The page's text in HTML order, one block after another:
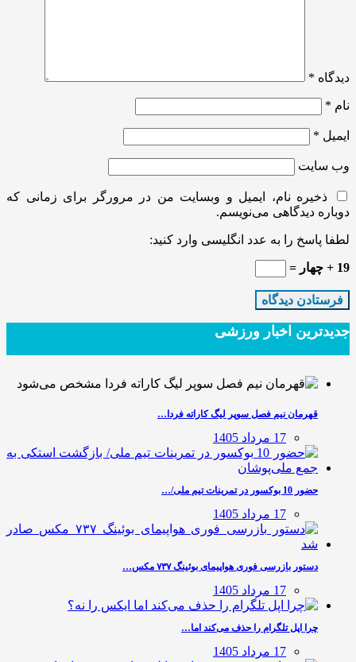
دیدگاه *
نام *
ایمیل *
وب‌ سایت
ذخیره نام، ایمیل و وبسایت من در مرورگر برای زمانی که
دوباره دیدگاهی می‌نویسم.
لطفا پاسخ را به عدد انگلیسی وارد کنید:
19 + چهار =
جدیدترین‌ اخبار ورزشی
قهرمان نیم فصل سوپر لیگ کاراته فردا…
17 مرداد 1405
حضور 10 بوکسور در تمرینات تیم ملی/…
17 مرداد 1405
دستور بازرسی فوری هواپیمای بوئینگ ۷۳۷ مکس…
17 مرداد 1405
چرا اپل تلگرام را حذف می‌کند اما…
17 مرداد 1405